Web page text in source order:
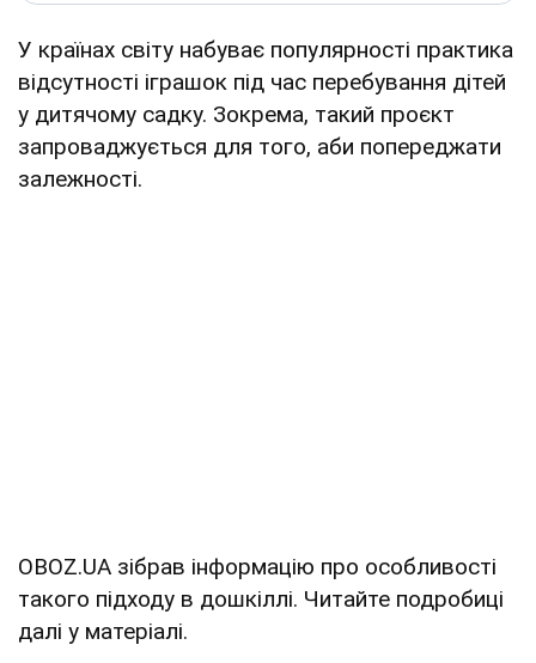
У країнах світу набуває популярності практика
відсутності іграшок під час перебування дітей
у дитячому садку. Зокрема, такий проєкт
запроваджується для того, аби попереджати
залежності.
OBOZ.UA зібрав інформацію про особливості
такого підходу в дошкіллі. Читайте подробиці
далі у матеріалі.